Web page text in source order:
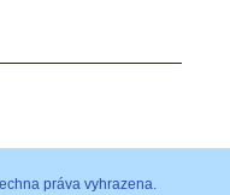
práva vyhrazena.